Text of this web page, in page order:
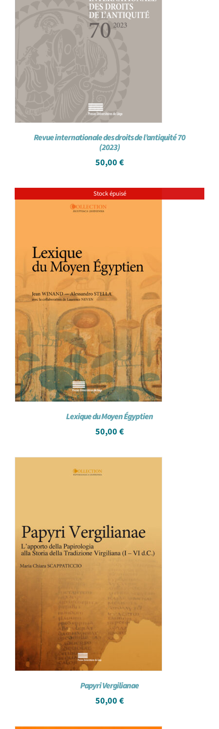
Revue internationale des droits de l’antiquité 70
(2023)
50,00 €
Stock épuisé
Lexique du Moyen Égyptien
50,00 €
Papyri Vergilianae
50,00 €